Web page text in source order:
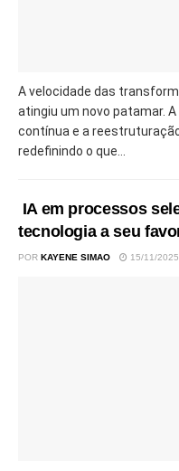
A velocidade das
atingiu um novo patamar.
contínua e a
redefinindo o que...
IA em processos
tecnologia a seu
POR KAYENE SIMAO 15/11/2025